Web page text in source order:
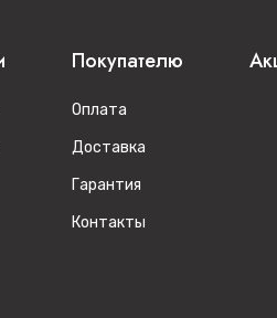
Покупателю
Оплата
Доставка
Гарантия
Контакты